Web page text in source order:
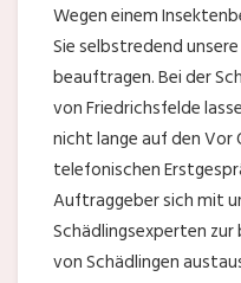
Wegen einem
Sie selbstredend
beauftragen. Bei der
von Friedrichsfelde
nicht lange auf den
telefonischen
Auftraggeber sich mit
Schädlingsexperten
von Schädlingen